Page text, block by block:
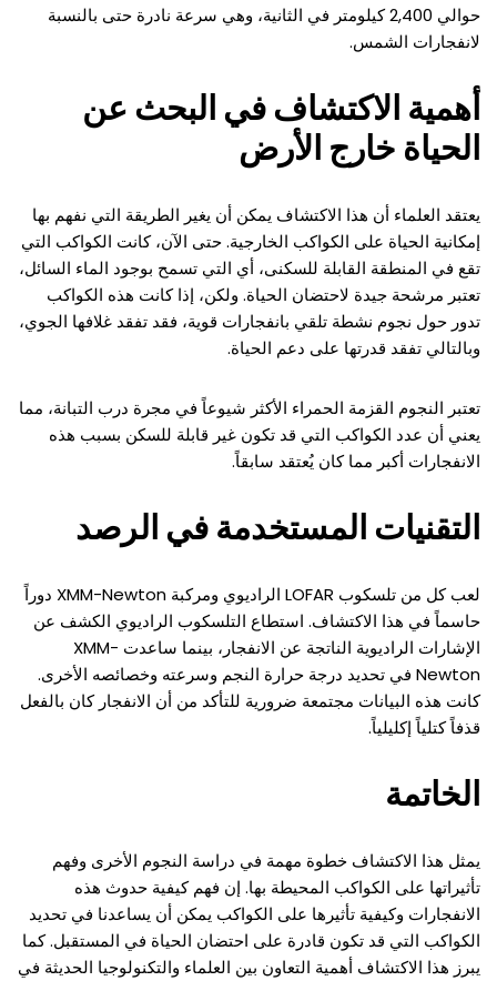
حوالي 2,400 كيلومتر في الثانية، وهي سرعة نادرة حتى بالنسبة
لانفجارات الشمس.
أهمية الاكتشاف في البحث عن
الحياة خارج الأرض
يعتقد العلماء أن هذا الاكتشاف يمكن أن يغير الطريقة التي نفهم بها
إمكانية الحياة على الكواكب الخارجية. حتى الآن، كانت الكواكب التي
تقع في المنطقة القابلة للسكنى، أي التي تسمح بوجود الماء السائل،
تعتبر مرشحة جيدة لاحتضان الحياة. ولكن، إذا كانت هذه الكواكب
تدور حول نجوم نشطة تلقي بانفجارات قوية، فقد تفقد غلافها الجوي،
وبالتالي تفقد قدرتها على دعم الحياة.
تعتبر النجوم القزمة الحمراء الأكثر شيوعاً في مجرة درب التبانة، مما
يعني أن عدد الكواكب التي قد تكون غير قابلة للسكن بسبب هذه
الانفجارات أكبر مما كان يُعتقد سابقاً.
التقنيات المستخدمة في الرصد
لعب كل من تلسكوب LOFAR الراديوي ومركبة XMM-Newton دوراً
حاسماً في هذا الاكتشاف. استطاع التلسكوب الراديوي الكشف عن
الإشارات الراديوية الناتجة عن الانفجار، بينما ساعدت XMM-
Newton في تحديد درجة حرارة النجم وسرعته وخصائصه الأخرى.
كانت هذه البيانات مجتمعة ضرورية للتأكد من أن الانفجار كان بالفعل
قذفاً كتلياً إكليلياً.
الخاتمة
يمثل هذا الاكتشاف خطوة مهمة في دراسة النجوم الأخرى وفهم
تأثيراتها على الكواكب المحيطة بها. إن فهم كيفية حدوث هذه
الانفجارات وكيفية تأثيرها على الكواكب يمكن أن يساعدنا في تحديد
الكواكب التي قد تكون قادرة على احتضان الحياة في المستقبل. كما
يبرز هذا الاكتشاف أهمية التعاون بين العلماء والتكنولوجيا الحديثة في